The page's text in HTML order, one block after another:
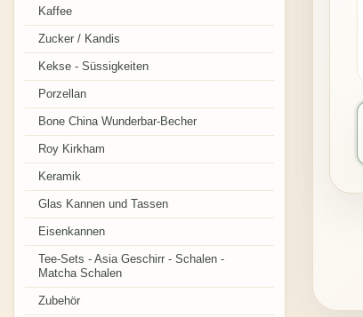
Kaffee
Zucker / Kandis
Kekse - Süssigkeiten
Porzellan
Bone China Wunderbar-Becher
Roy Kirkham
Keramik
Glas Kannen und Tassen
Eisenkannen
Tee-Sets - Asia Geschirr - Schalen -
Matcha Schalen
Zubehör